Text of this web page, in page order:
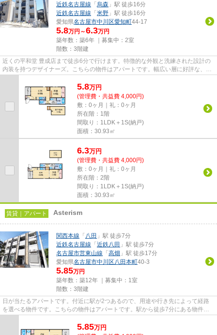
近鉄名古屋線 「 烏森 」駅 徒歩16分
近鉄名古屋線 「 米野 」駅 徒歩16分
愛知県名古屋市中川区愛知町44-17
5.8万円～6.3万円
築年数：築6年 ｜募集中： 2室
階数：3階建
近くの平和堂 豊成店まで徒歩6分で行けます。特徴的な外観と洗練された設計の
内装を持つデザイナーズ。こちらの物件はアパートです。幅広い層に好評な、駅
5.8万円
(管理費・共益費 4,000円)
敷：0ヶ月｜礼：0ヶ月
所在階：1階
間取り：1LDK＋1S(納戸)
面積：30.93㎡
6.3万円
(管理費・共益費 4,000円)
敷：0ヶ月｜礼：0ヶ月
所在階：2階
間取り：1LDK＋1S(納戸)
面積：30.93㎡
賃貸｜アパート Asterism
関西本線 「 八田 」駅 徒歩7分
近鉄名古屋線 「 近鉄八田 」駅 徒歩7分
名古屋市営東山線 「 高畑 」駅 徒歩17分
愛知県名古屋市中川区八田本町40-3
5.85万円
築年数：築12年 ｜募集中： 1室
階数：3階建
日が当たるアパートです。付近に駅が2つあるので、用途や行き先によって経路
を選べる物件です。こちらの物件はアパートです。駅から徒歩7分にある物件な
5.85万円